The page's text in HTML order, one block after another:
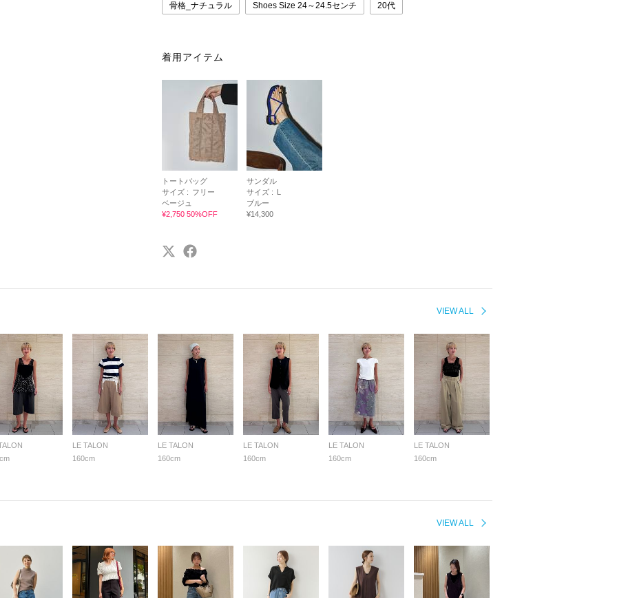
骨格_ナチュラル Shoes Size 24～24.5センチ 20代
着用アイテム
トートバッグ
サイズ : フリー
ベージュ
¥2,750 50%OFF
サンダル
サイズ : L
ブルー
¥14,300
VIEW ALL
LE TALON
160cm
LE TALON
160cm
LE TALON
160cm
LE TALON
160cm
LE TALON
160cm
VIEW ALL